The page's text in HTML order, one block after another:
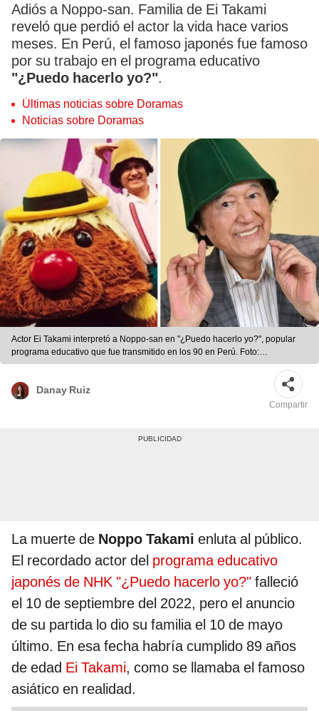
Adiós a Noppo-san. Familia de Ei Takami
reveló que perdió el actor la vida hace varios
meses. En Perú, el famoso japonés fue famoso
por su trabajo en el programa educativo
"¿Puedo hacerlo yo?".
Últimas noticias sobre Doramas
Noticias sobre Doramas
Actor Ei Takami interpretó a Noppo-san en "¿Puedo hacerlo yo?", popular
programa educativo que fue transmitido en los 90 en Perú. Foto:
composición LR/NHK
Danay Ruiz
Compartir
La muerte de Noppo Takami enluta al público.
El recordado actor del programa educativo
japonés de NHK "¿Puedo hacerlo yo?" falleció
el 10 de septiembre del 2022, pero el anuncio
de su partida lo dio su familia el 10 de mayo
último. En esa fecha habría cumplido 89 años
de edad Ei Takami, como se llamaba el famoso
asiático en realidad.